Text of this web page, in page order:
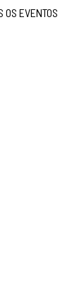
OS EVENTOS